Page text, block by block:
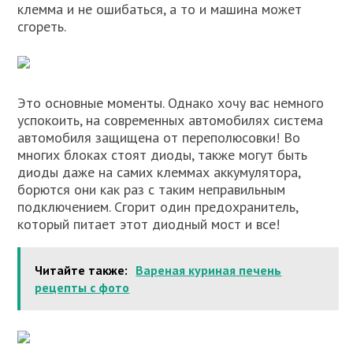
клемма и не ошибаться, а то и машина может
сгореть.
Это основные моменты. Однако хочу вас немного
успокоить, на современных автомобилях система
автомобиля защищена от переполюсовки! Во
многих блоках стоят диоды, также могут быть
диоды даже на самих клеммах аккумулятора,
борются они как раз с таким неправильным
подключением. Сгорит один предохранитель,
который питает этот диодный мост и все!
Читайте также: Вареная куриная печень
рецепты с фото